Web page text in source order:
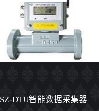
SZ-DTU智能数据采集器